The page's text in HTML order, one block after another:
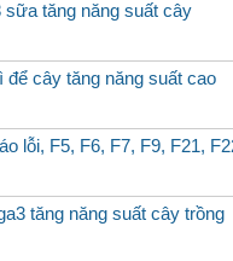
sữa tăng năng suất cây
để cây tăng năng suất cao
lỗi, F5, F6, F7, F9, F21,
tăng năng suất cây trồng